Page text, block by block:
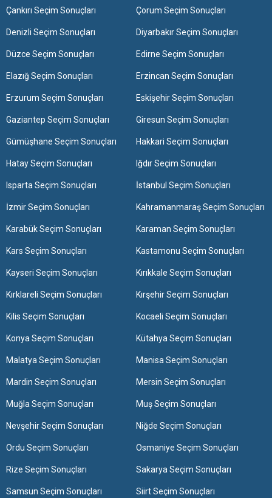
Çankırı Seçim Sonuçları Çorum Seçim Sonuçları
Denizli Seçim Sonuçları Diyarbakır Seçim Sonuçları
Düzce Seçim Sonuçları Edirne Seçim Sonuçları
Elazığ Seçim Sonuçları Erzincan Seçim Sonuçları
Erzurum Seçim Sonuçları Eskişehir Seçim Sonuçları
Gaziantep Seçim Sonuçları Giresun Seçim Sonuçları
Gümüşhane Seçim Sonuçları Hakkari Seçim Sonuçları
Hatay Seçim Sonuçları Iğdır Seçim Sonuçları
Isparta Seçim Sonuçları İstanbul Seçim Sonuçları
İzmir Seçim Sonuçları Kahramanmaraş Seçim Sonuçları
Karabük Seçim Sonuçları Karaman Seçim Sonuçları
Kars Seçim Sonuçları Kastamonu Seçim Sonuçları
Kayseri Seçim Sonuçları Kırıkkale Seçim Sonuçları
Kırklareli Seçim Sonuçları Kırşehir Seçim Sonuçları
Kilis Seçim Sonuçları Kocaeli Seçim Sonuçları
Konya Seçim Sonuçları Kütahya Seçim Sonuçları
Malatya Seçim Sonuçları Manisa Seçim Sonuçları
Mardin Seçim Sonuçları Mersin Seçim Sonuçları
Muğla Seçim Sonuçları Muş Seçim Sonuçları
Nevşehir Seçim Sonuçları Niğde Seçim Sonuçları
Ordu Seçim Sonuçları Osmaniye Seçim Sonuçları
Rize Seçim Sonuçları Sakarya Seçim Sonuçları
Samsun Seçim Sonuçları Siirt Seçim Sonuçları